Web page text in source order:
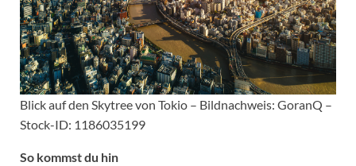
Blick auf den Skytree von Tokio – Bildnachweis: GoranQ –
Stock-ID: 1186035199
So kommst du hin